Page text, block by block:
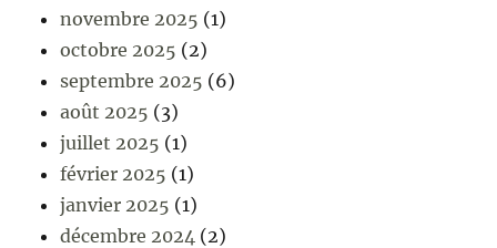
novembre 2025 (1)
octobre 2025 (2)
septembre 2025 (6)
août 2025 (3)
juillet 2025 (1)
février 2025 (1)
janvier 2025 (1)
décembre 2024 (2)